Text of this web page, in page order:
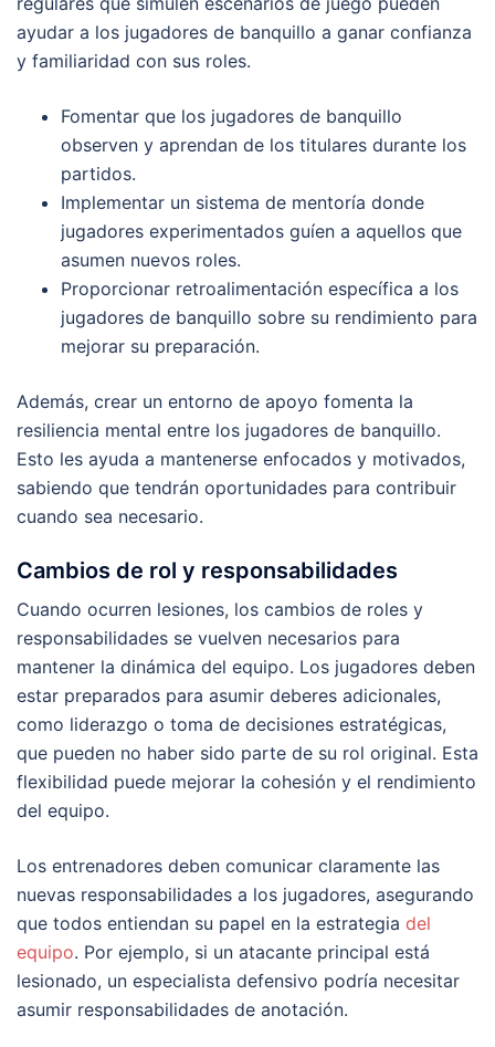
ayudar a los jugadores de banquillo a ganar confianza
y familiaridad con sus roles.
Fomentar que los jugadores de banquillo
observen y aprendan de los titulares durante los
partidos.
Implementar un sistema de mentoría donde
jugadores experimentados guíen a aquellos que
asumen nuevos roles.
Proporcionar retroalimentación específica a los
jugadores de banquillo sobre su rendimiento para
mejorar su preparación.
Además, crear un entorno de apoyo fomenta la
resiliencia mental entre los jugadores de banquillo.
Esto les ayuda a mantenerse enfocados y motivados,
sabiendo que tendrán oportunidades para contribuir
cuando sea necesario.
Cambios de rol y responsabilidades
Cuando ocurren lesiones, los cambios de roles y
responsabilidades se vuelven necesarios para
mantener la dinámica del equipo. Los jugadores deben
estar preparados para asumir deberes adicionales,
como liderazgo o toma de decisiones estratégicas,
que pueden no haber sido parte de su rol original. Esta
flexibilidad puede mejorar la cohesión y el rendimiento
del equipo.
Los entrenadores deben comunicar claramente las
nuevas responsabilidades a los jugadores, asegurando
que todos entiendan su papel en la estrategia del
equipo. Por ejemplo, si un atacante principal está
lesionado, un especialista defensivo podría necesitar
asumir responsabilidades de anotación.